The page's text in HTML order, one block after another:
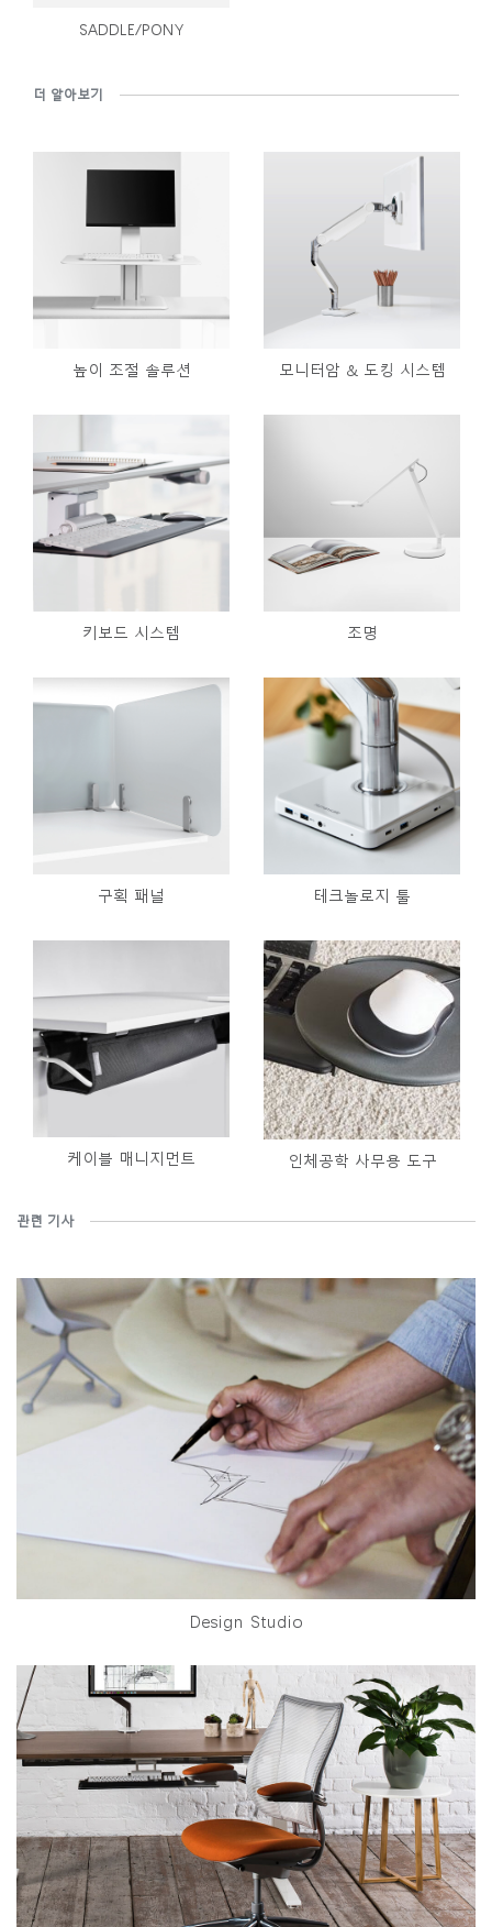
SADDLE/PONY
더 알아보기
높이 조절 솔루션 모니터암 & 도킹 시스템
키보드 시스템 조명
구획 패널 테크놀로지 툴
케이블 매니지먼트 인체공학 사무용 도구
관련 기사
Design Studio